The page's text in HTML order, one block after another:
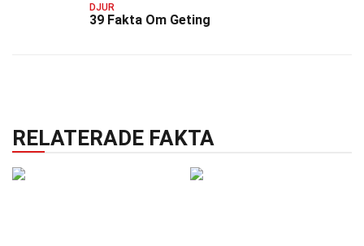
DJUR
39 Fakta Om Geting
RELATERADE FAKTA